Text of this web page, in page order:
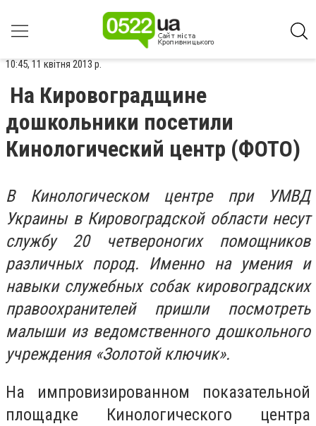
10:45, 11 квітня 2013 р.
На Кировоградщине
дошкольники посетили
Кинологический центр (ФОТО)
В Кинологическом центре при УМВД
Украины в Кировоградской области несут
службу 20 четвероногих помощников
различных пород. Именно на умения и
навыки служебных собак кировоградских
правоохранителей пришли посмотреть
малыши из ведомственного дошкольного
учреждения «Золотой ключик».
На импровизированном показательной
площадке Кинологического центра